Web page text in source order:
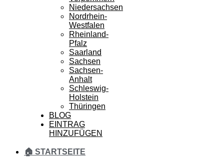
Niedersachsen
Nordrhein-
Westfalen
Rheinland-
Pfalz
Saarland
Sachsen
Sachsen-
Anhalt
Schleswig-
Holstein
Thüringen
BLOG
EINTRAG
HINZUFÜGEN
🏠 STARTSEITE